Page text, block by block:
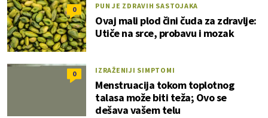
0 PUN JE ZDRAVIH SASTOJAKA
Ovaj mali plod čini čuda za zdravlje:
Utiče na srce, probavu i mozak
0 IZRAŽENIJI SIMPTOMI
Menstruacija tokom toplotnog
talasa može biti teža; Ovo se
dešava vašem telu